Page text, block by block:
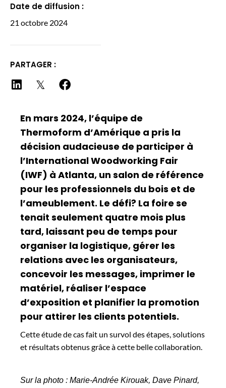
Date de diffusion :
21 octobre 2024
PARTAGER :
En mars 2024, l’équipe de
Thermoform d’Amérique a pris la
décision audacieuse de participer à
l’International Woodworking Fair
(IWF) à Atlanta, un salon de référence
pour les professionnels du bois et de
l’ameublement. Le défi? La foire se
tenait seulement quatre mois plus
tard, laissant peu de temps pour
organiser la logistique, gérer les
relations avec les organisateurs,
concevoir les messages, imprimer le
matériel, réaliser l’espace
d’exposition et planifier la promotion
pour attirer les clients potentiels.
Cette étude de cas fait un survol des étapes, solutions
et résultats obtenus grâce à cette belle collaboration.
Sur la photo : Marie-Andrée Kirouak, Dave Pinard,